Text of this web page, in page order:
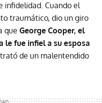
infidelidad. Cuando el
traumático, dio un giro
que George Cooper, el
le fue infiel a su esposa
de un malentendido